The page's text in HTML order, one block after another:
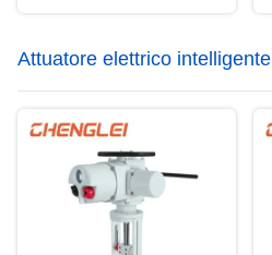
Attuatore elettrico intelligente